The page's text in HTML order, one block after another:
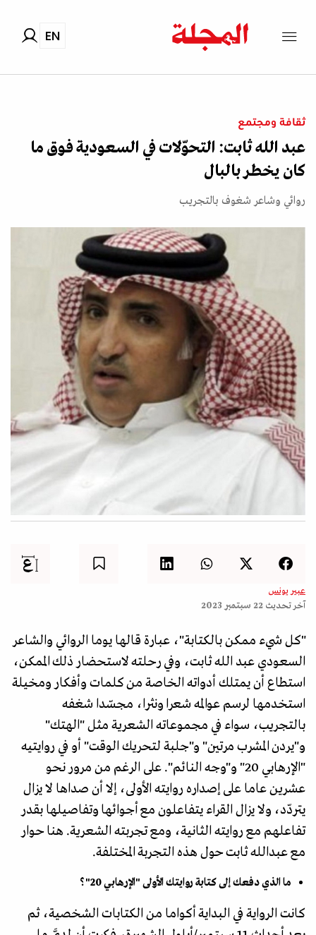
EN
ثقافة ومجتمع
عبد الله ثابت: التحوّلات في السعودية فوق ما
كان يخطر بالبال
روائي وشاعر شغوف بالتجريب
عبير يونس
آخر تحديث 22 سبتمبر 2023
"كل شيء ممكن بالكتابة"، عبارة قالها يوما الروائي والشاعر
السعودي عبد الله ثابت، وفي رحلته لاستحضار ذلك الممكن،
استطاع أن يمتلك أدواته الخاصة من كلمات وأفكار ومخيلة
استخدمها لرسم عوالمه شعرا ونثرا، مجسّدا شغفه
بالتجريب، سواء في مجموعاته الشعرية مثل "الهتك"
و"يردن المشرب مرتين" و"جلبة لتحريك الوقت" أو في روايتيه
"الإرهابي 20" و"وجه النائم". على الرغم من مرور نحو
عشرين عاما على إصداره روايته الأولى، إلا أن صداها لا يزال
يتردّد، ولا يزال القراء يتفاعلون مع أجوائها وتفاصيلها بقدر
تفاعلهم مع روايته الثانية، ومع تجربته الشعرية. هنا حوار
مع عبدالله ثابت حول هذه التجربة المختلفة.
ما الذي دفعك إلى كتابة روايتك الأولى "الإرهابي 20"؟
كانت الرواية في البداية أكواما من الكتابات الشخصية، ثم